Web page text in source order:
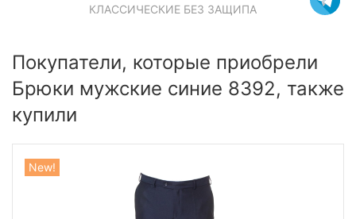
КЛАССИЧЕСКИЕ БЕЗ ЗАЩИПА
Покупатели, которые приобрели
Брюки мужские синие 8392, также
купили
New!